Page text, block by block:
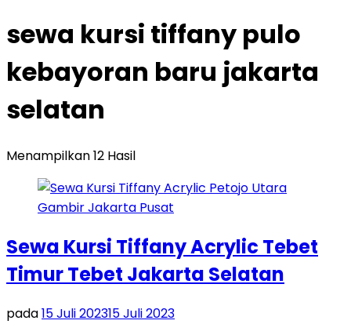
sewa kursi tiffany pulo
kebayoran baru jakarta
selatan
Menampilkan 12 Hasil
Sewa Kursi Tiffany Acrylic Tebet
Timur Tebet Jakarta Selatan
pada15 Juli 202315 Juli 2023